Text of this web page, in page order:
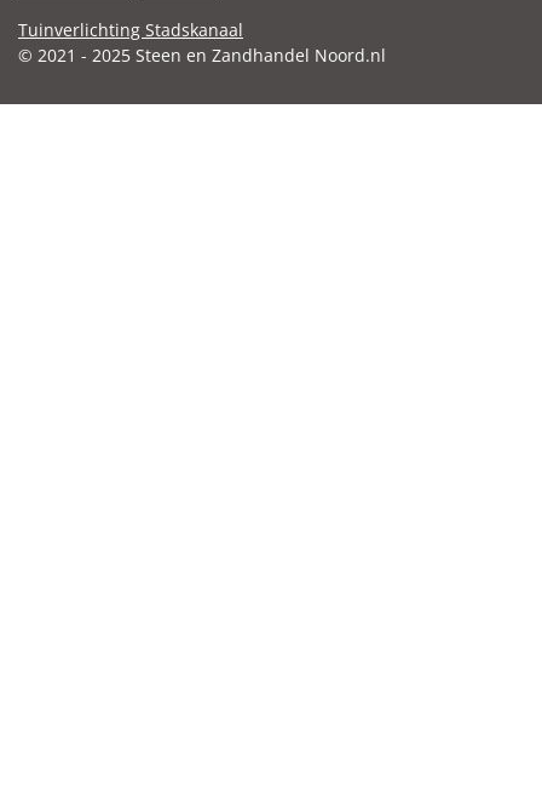
Tuinverlichting Stadskanaal
© 2021 - 2025 Steen en Zandhandel Noord.nl